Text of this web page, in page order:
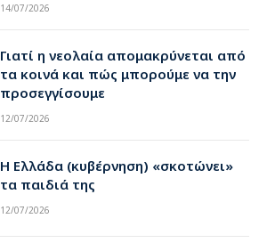
14/07/2026
Γιατί η νεολαία απομακρύνεται από
τα κοινά και πώς μπορούμε να την
προσεγγίσουμε
12/07/2026
Η Ελλάδα (κυβέρνηση) «σκοτώνει»
τα παιδιά της
12/07/2026